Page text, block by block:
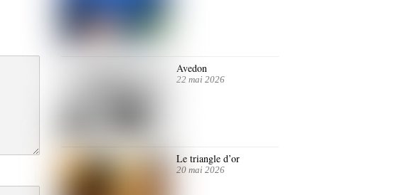
Avedon
22 mai 2026
Le triangle d’or
20 mai 2026